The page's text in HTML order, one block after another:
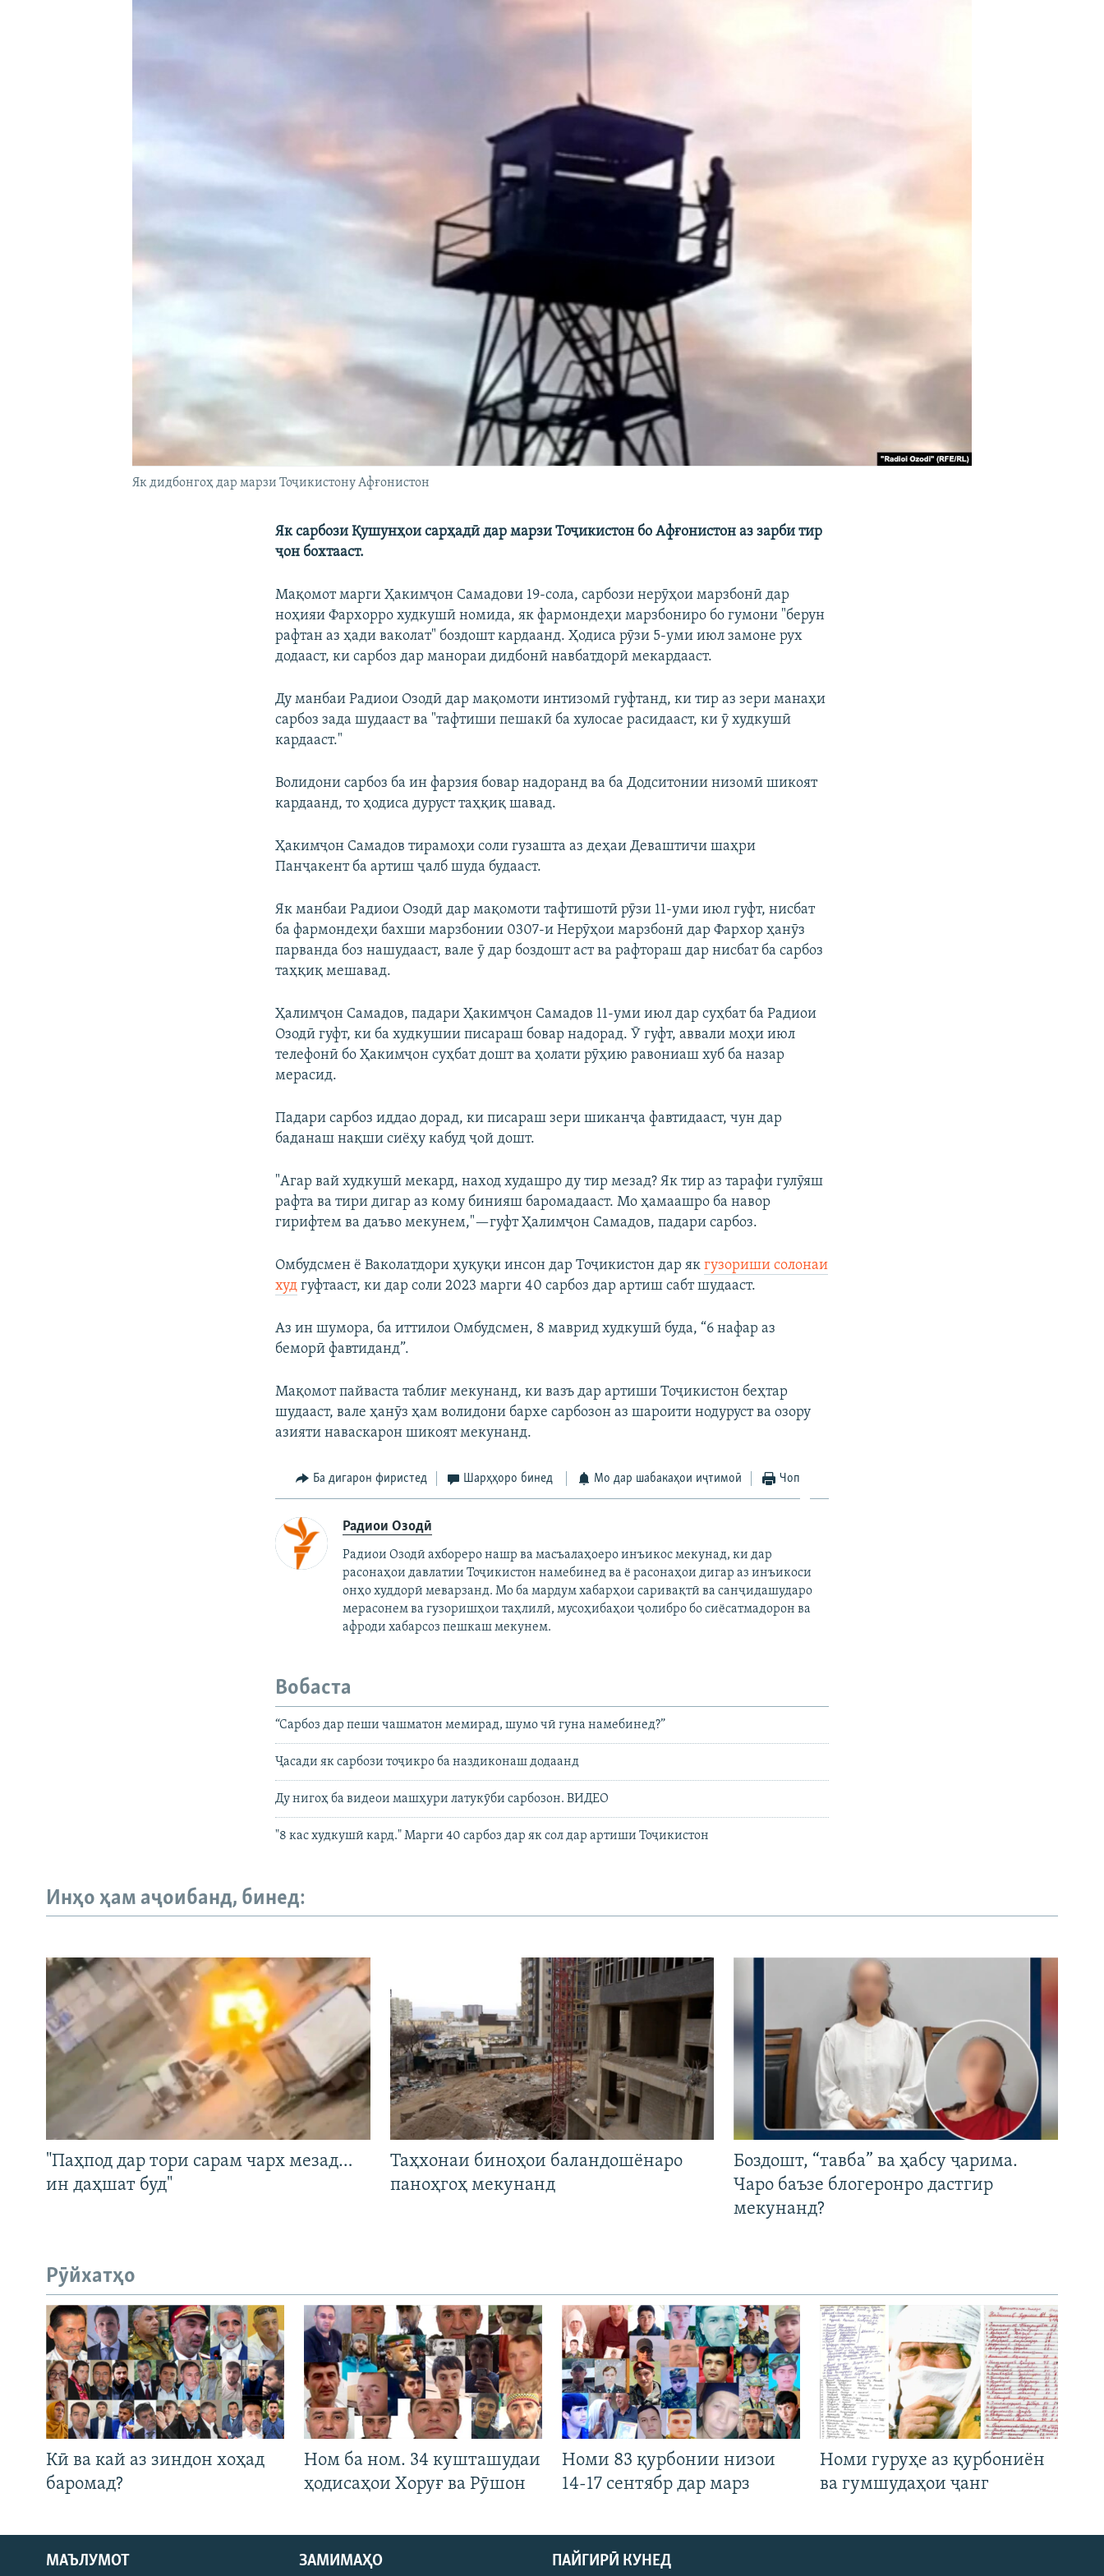
Русский
Як дидбонгоҳ дар марзи Тоҷикистону Афғонистон
Як сарбози Қушунҳои сарҳадӣ дар марзи Тоҷикистон бо Афғонистон аз зарби тир
ҷон бохтааст.
Мақомот марги Ҳакимҷон Самадови 19-сола, сарбози нерӯҳои марзбонӣ дар
ноҳияи Фархорро худкушӣ номида, як фармондеҳи марзбониро бо гумони "берун
рафтан аз ҳади ваколат" боздошт кардаанд. Ҳодиса рӯзи 5-уми июл замоне рух
додааст, ки сарбоз дар манораи дидбонӣ навбатдорӣ мекардааст.
Ду манбаи Радиои Озодӣ дар мақомоти интизомӣ гуфтанд, ки тир аз зери манаҳи
сарбоз зада шудааст ва "тафтиши пешакӣ ба хулосае расидааст, ки ӯ худкушӣ
кардааст."
Волидони сарбоз ба ин фарзия бовар надоранд ва ба Додситонии низомӣ шикоят
кардаанд, то ҳодиса дуруст таҳқиқ шавад.
Ҳакимҷон Самадов тирамоҳи соли гузашта аз деҳаи Деваштичи шаҳри
Панҷакент ба артиш ҷалб шуда будааст.
Як манбаи Радиои Озодӣ дар мақомоти тафтишотӣ рӯзи 11-уми июл гуфт, нисбат
ба фармондеҳи бахши марзбонии 0307-и Нерӯҳои марзбонӣ дар Фархор ҳанӯз
парванда боз нашудааст, вале ӯ дар боздошт аст ва рафтораш дар нисбат ба сарбоз
таҳқиқ мешавад.
Ҳалимҷон Самадов, падари Ҳакимҷон Самадов 11-уми июл дар суҳбат ба Радиои
Озодӣ гуфт, ки ба худкушии писараш бовар надорад. Ӯ гуфт, аввали моҳи июл
телефонӣ бо Ҳакимҷон суҳбат дошт ва ҳолати рӯҳию равониаш хуб ба назар
мерасид.
Падари сарбоз иддао дорад, ки писараш зери шиканҷа фавтидааст, чун дар
баданаш нақши сиёҳу кабуд ҷой дошт.
"Агар вай худкушӣ мекард, наход худашро ду тир мезад? Як тир аз тарафи гулӯяш
рафта ва тири дигар аз кому бинияш баромадааст. Мо ҳамаашро ба навор
гирифтем ва даъво мекунем,"—гуфт Ҳалимҷон Самадов, падари сарбоз.
Омбудсмен ё Ваколатдори ҳуқуқи инсон дар Тоҷикистон дар якгузориши солонаи
худ гуфтааст, ки дар соли 2023 марги 40 сарбоз дар артиш сабт шудааст.
Аз ин шумора, ба иттилои Омбудсмен, 8 маврид худкушӣ буда, “6 нафар аз
беморӣ фавтиданд”.
Мақомот пайваста таблиғ мекунанд, ки вазъ дар артиши Тоҷикистон беҳтар
шудааст, вале ҳанӯз ҳам волидони бархе сарбозон аз шароити нодуруст ва озору
азияти наваскарон шикоят мекунанд.
Ба дигарон фиристед Шарҳҳоро бинед Мо дар шабакаҳои иҷтимоӣ Чоп
Радиои Озодӣ
Радиои Озодӣ ахбореро нашр ва масъалаҳоеро инъикос мекунад, ки дар
расонаҳои давлатии Тоҷикистон намебинед ва ё расонаҳои дигар аз инъикоси
онҳо худдорӣ меварзанд. Мо ба мардум хабарҳои саривақтӣ ва санҷидашударо
мерасонем ва гузоришҳои таҳлилӣ, мусоҳибаҳои ҷолибро бо сиёсатмадорон ва
афроди хабарсоз пешкаш мекунем.
Вобаста
“Сарбоз дар пеши чашматон мемирад, шумо чӣ гуна намебинед?”
Ҷасади як сарбози тоҷикро ба наздиконаш додаанд
Ду нигоҳ ба видеои машҳури латукӯби сарбозон. ВИДЕО
"8 кас худкушӣ кард." Марги 40 сарбоз дар як сол дар артиши Тоҷикистон
Инҳо ҳам аҷоибанд, бинед:
"Паҳпод дар тори сарам чарх мезад…
ин даҳшат буд"
Таҳхонаи биноҳои баландошёнаро
паноҳгоҳ мекунанд
Боздошт, “тавба” ва ҳабсу ҷарима.
Чаро баъзе блогеронро дастгир
мекунанд?
Рӯйхатҳо
Кӣ ва кай аз зиндон хоҳад
баромад?
Ном ба ном. 34 кушташудаи
ҳодисаҳои Хоруғ ва Рӯшон
Номи 83 қурбонии низои
14-17 сентябр дар марз
Номи гуруҳе аз қурбониён
ва гумшудаҳои ҷанг
ПАЙГИРӢ КУНЕД
МАЪЛУМОТ ЗАМИМАҲО